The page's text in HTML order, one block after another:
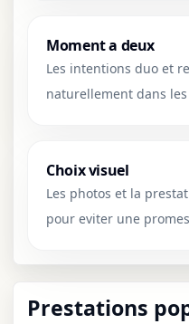
Moment a deux
Les intentions duo et
naturellement dans
Choix visuel
Les photos et la
pour eviter une
Prestations